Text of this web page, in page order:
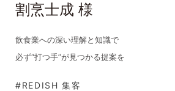
割烹士成 様
飲食業への深い理解と知識で
必ず“打つ手”が見つかる提案を
#REDISH 集客